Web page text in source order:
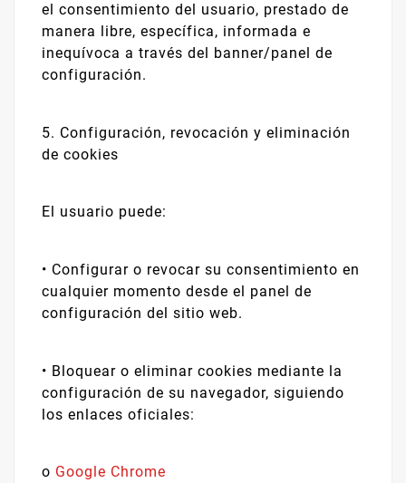
el consentimiento del usuario, prestado de
manera libre, específica, informada e
inequívoca a través del banner/panel de
configuración.
5. Configuración, revocación y eliminación
de cookies
El usuario puede:
• Configurar o revocar su consentimiento en
cualquier momento desde el panel de
configuración del sitio web.
• Bloquear o eliminar cookies mediante la
configuración de su navegador, siguiendo
los enlaces oficiales:
o Google Chrome